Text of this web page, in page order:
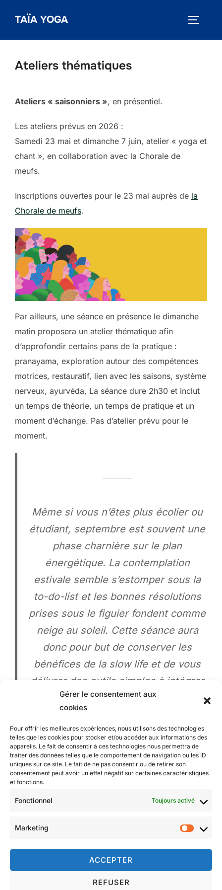
Gérer le consentement aux
cookies
Pour offrir les meilleures expériences, nous utilisons des technologies
telles que les cookies pour stocker et/ou accéder aux informations des
appareils. Le fait de consentir à ces technologies nous permettra de
traiter des données telles que le comportement de navigation ou les ID
uniques sur ce site. Le fait de ne pas consentir ou de retirer son
consentement peut avoir un effet négatif sur certaines caractéristiques
et fonctions.
Fonctionnel Toujours activé
Marketing
ACCEPTER
REFUSER
TAÏA YOGA
Ateliers thématiques
Ateliers « saisonniers », en présentiel.
Les ateliers prévus en 2026 :
Samedi 23 mai et dimanche 7 juin, atelier « yoga et
chant », en collaboration avec la Chorale de
meufs.
Inscriptions ouvertes pour le 23 mai auprès de la
Chorale de meufs.
Par ailleurs, une séance en présence le dimanche
matin proposera un atelier thématique afin
d’approfondir certains pans de la pratique :
pranayama, exploration autour des compétences
motrices, restauratif, lien avec les saisons, système
nerveux, ayurvéda, La séance dure 2h30 et inclut
un temps de théorie, un temps de pratique et un
moment d’échange. Pas d’atelier prévu pour le
moment.
Même si vous n’êtes plus écolier ou
étudiant, septembre est souvent une
phase charnière sur le plan
énergétique. La contemplation
estivale semble s’estomper sous la
to-do-list et les bonnes résolutions
prises sous le figuier fondent comme
neige au soleil. Cette séance aura
donc pour but de conserver les
bénéfices de la slow life et de vous
délivrer des outils simples à intégrer
sur et en dehors du tapis.